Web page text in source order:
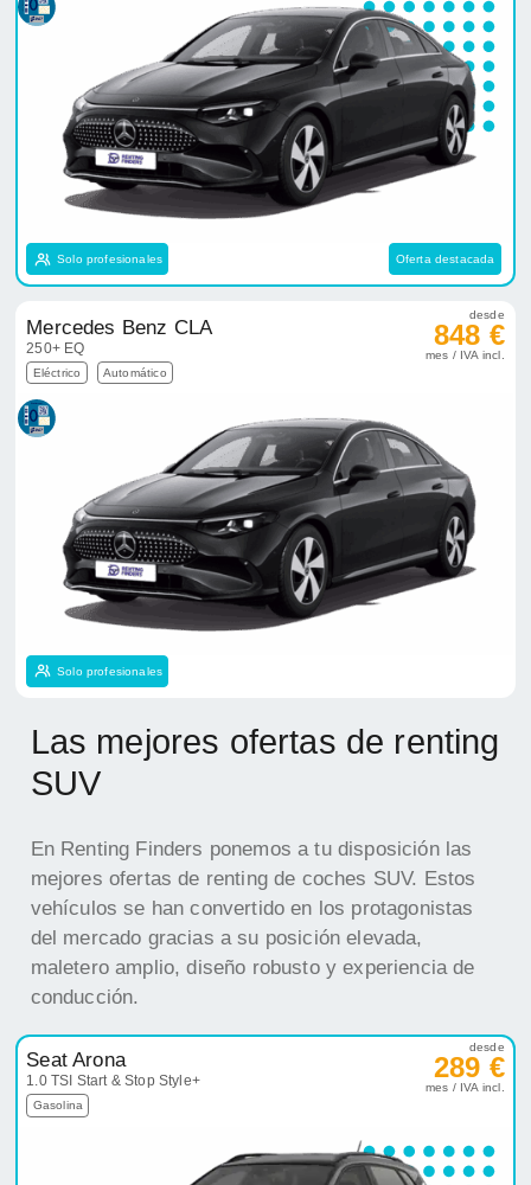
Solo profesionales Oferta destacada
Mercedes Benz CLA
250+ EQ
Eléctrico Automático
desde
848 €
mes / IVA incl.
Solo profesionales
Las mejores ofertas de renting
SUV
En Renting Finders ponemos a tu disposición las
mejores ofertas de renting de coches SUV. Estos
vehículos se han convertido en los protagonistas
del mercado gracias a su posición elevada,
maletero amplio, diseño robusto y experiencia de
conducción.
Seat Arona
1.0 TSI Start & Stop Style+
Gasolina
desde
289 €
mes / IVA incl.